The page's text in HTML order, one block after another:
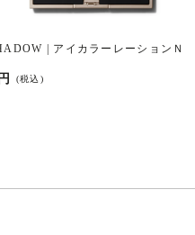
| アイカラーレーションＮ
(税込)